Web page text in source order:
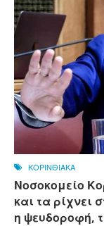
ΚΟΡΙΝΘΙΑΚΑ
Νοσοκομείο
και τα ρίχνει
η ψευδοροφή,